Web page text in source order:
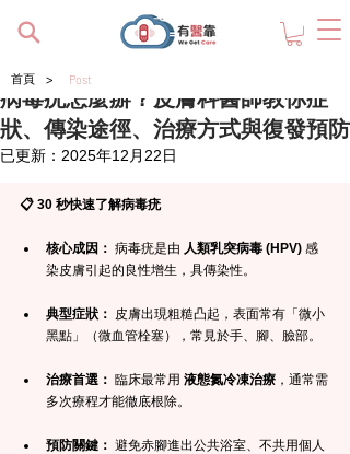
病毒疣怎麼辦？皮膚科醫師教你症
狀、傳染途徑、治療方式與復發預防
已更新： 2025年12月22日
📋 30 秒快速了解病毒疣
核心成因： 病毒疣是由 人類乳突病毒 (HPV) 感
染皮膚引起的良性增生，具傳染性。
典型症狀： 皮膚出現粗糙凸起，表面常有「微小
黑點」（微血管栓塞），常見於手、腳、臉部。
治療首選： 臨床最常用 液態氮冷凍治療 ，通常需
多次療程才能徹底根除。
預防關鍵： 避免赤腳進出公共浴室、不共用個人
首頁 > Post